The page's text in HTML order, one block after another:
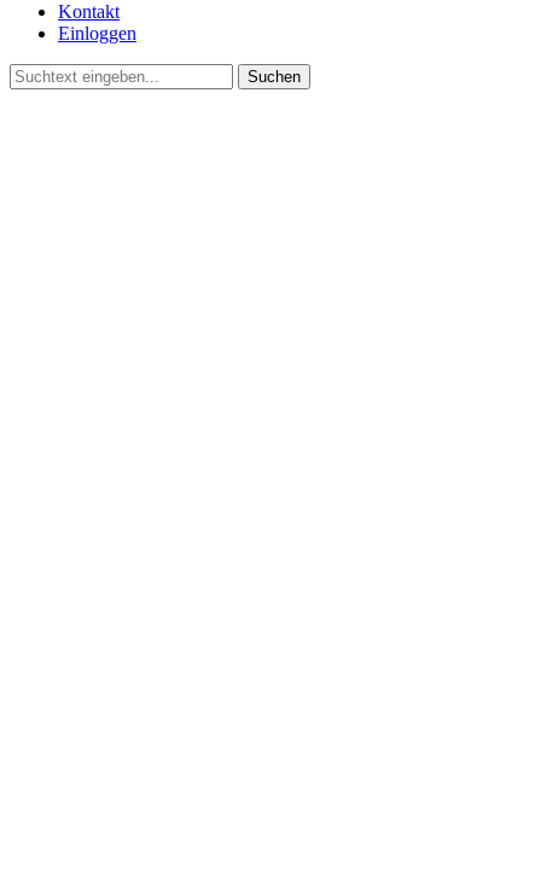
Kontakt
Einloggen
Suchen